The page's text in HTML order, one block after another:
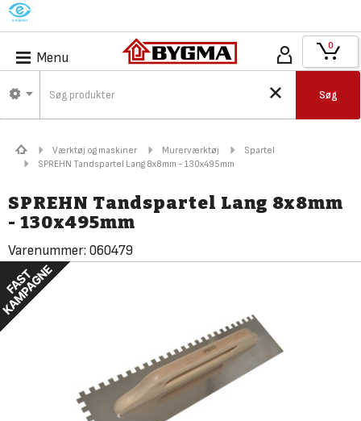
M
Menu
Søg
0
Værktøj og maskiner Murerværktøj
Spartel
SPREHN Tandspartel Lang 8x8mm - 130x495mm
SPREHN Tandspartel Lang 8x8mm
- 130x495mm
Varenummer: 060479